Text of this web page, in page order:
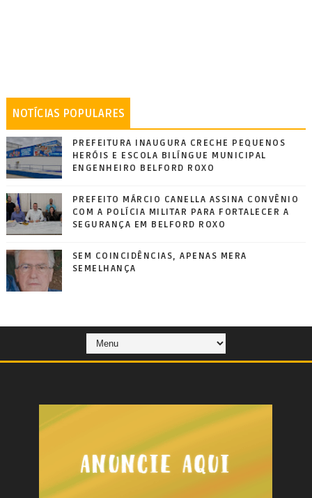
NOTÍCIAS POPULARES
PREFEITURA INAUGURA CRECHE PEQUENOS
HERÓIS E ESCOLA BILÍNGUE MUNICIPAL
ENGENHEIRO BELFORD ROXO
PREFEITO MÁRCIO CANELLA ASSINA CONVÊNIO
COM A POLÍCIA MILITAR PARA FORTALECER A
SEGURANÇA EM BELFORD ROXO
SEM COINCIDÊNCIAS, APENAS MERA
SEMELHANÇA